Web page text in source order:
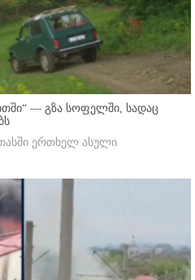
— გზა სოფელში, სადაც
ერთხელ ასული